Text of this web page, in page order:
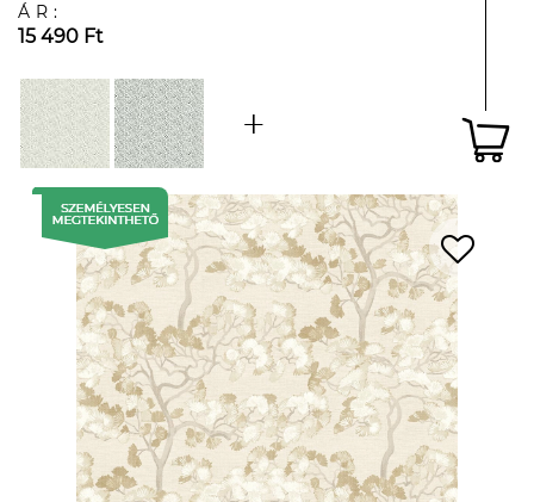
ÁR:
15 490 Ft